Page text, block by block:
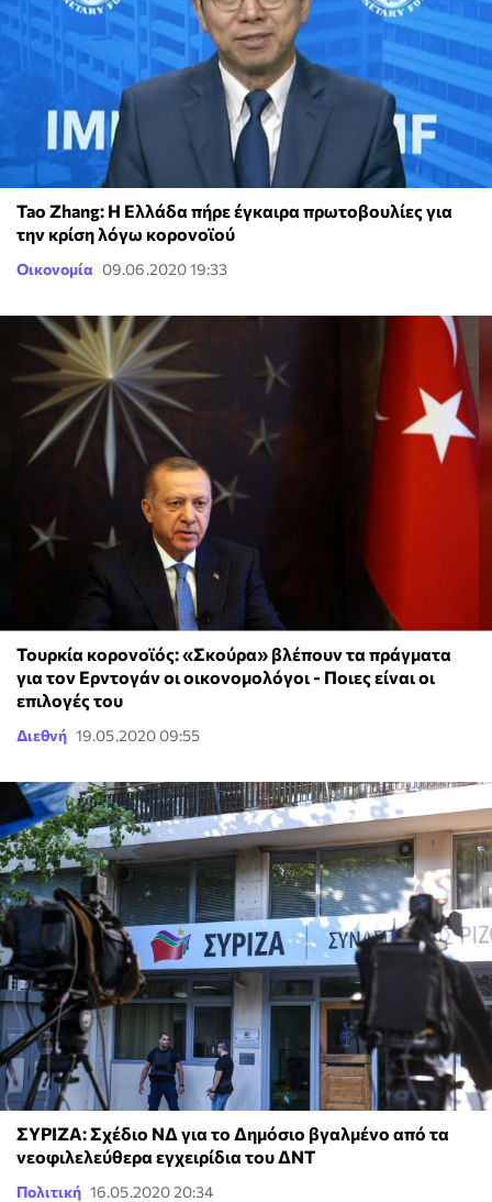
Tao Zhang: Η Ελλάδα πήρε έγκαιρα πρωτοβουλίες για
την κρίση λόγω κορονοϊού
Οικονομία 09.06.2020 19:33
Τουρκία κορονοϊός: «Σκούρα» βλέπουν τα πράγματα
για τον Ερντογάν οι οικονομολόγοι - Ποιες είναι οι
επιλογές του
Διεθνή 19.05.2020 09:55
ΣΥΡΙΖΑ: Σχέδιο ΝΔ για το Δημόσιο βγαλμένο από τα
νεοφιλελεύθερα εγχειρίδια του ΔΝΤ
Πολιτική 16.05.2020 20:34